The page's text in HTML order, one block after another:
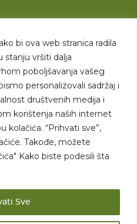
bi ova web stranica radila
stanju vršiti dalja
poboljšavanja vašeg
personalizovali sadržaj i
društvenih medija i
korištenja naših internet
kolačića. “Prihvati sve”,
Takođe, možete
Kako biste podesili šta
Sve